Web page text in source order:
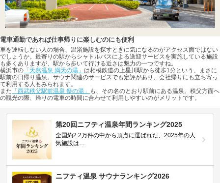
電車通勤であれば仕事帰りに楽しむのにも便利
車を運転しない人の場合、温浴施設を探すときに気になるのがアクセス面ではない
でしょうか。最寄りの駅からシャトルバスによる送迎サービスを実施している施設
も多くありますが、駅から歩いて行ける近さは魅力の一つですね。
横浜市の 「天然温泉 満天の湯」 は相模鉄道の上星川駅から徒歩1分という、まさに
駅前の日帰り温泉。サウナ関連のサービスでも定評があり、会社帰りにも立ち寄っ
て利用する人もみられます。
また 「西武秩父駅前温泉 祭の湯」
も、その名のとおり駅前にある温泉。秩父方面へ
の観光の際、帰りの電車の時間に合わせて利用しやすいのがメリットです。
第20回ニフティ温泉年間ランキング2025
全国約2.2万件の中から頂点に選ばれた、2025年の人
気施設は…
ニフティ温泉 サウナランキング2026